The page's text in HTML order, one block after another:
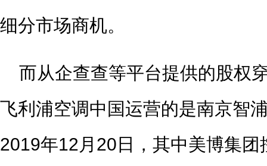
细分市场商机。
而从企查查等平台提供的股权
飞利浦空调中国运营的是南京智
2019年12月20日，其中美博集